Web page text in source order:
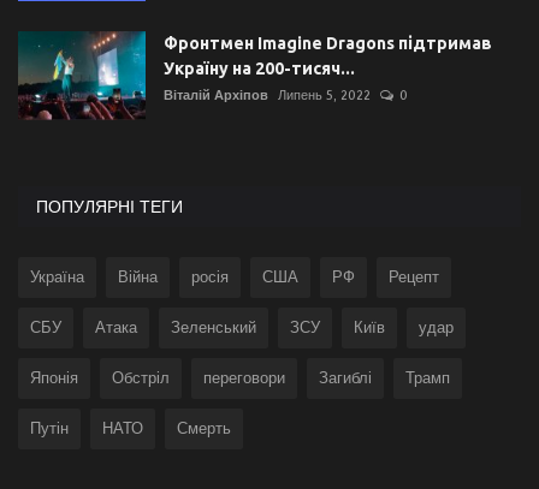
Фронтмен Imagine Dragons підтримав
Україну на 200-тисяч...
Віталій Архіпов Липень 5, 2022 0
ПОПУЛЯРНІ ТЕГИ
Україна Війна росія США РФ Рецепт
СБУ Атака Зеленський ЗСУ Київ удар
Японія Обстріл переговори Загиблі Трамп
Путін НАТО Смерть